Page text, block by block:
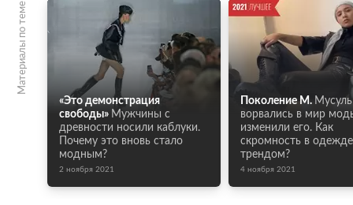
Материалы по теме
«Это демонстрация
свободы» Мужчины с
древности носили каблуки.
Почему это вновь стало
модным?
2 ноября 2021
Поколение М.
ворвались в мир
изменили его. Как
скромность в
трендом?
4 ноября 2021